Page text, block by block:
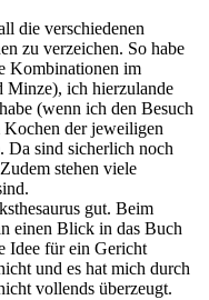
die verschiedenen
zu verzeichen. So habe
Kombinationen im
Minze), ich hierzulande
(wenn ich den Besuch
Kochen der jeweiligen
Da sind sicherlich noch
stehen viele
gut. Beim
einen Blick in das Buch
Idee für ein Gericht
und es hat mich durch
vollends überzeugt.